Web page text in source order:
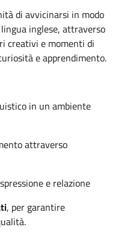
di avvicinarsi in modo
inglese, attraverso
creativi e momenti di
e apprendimento.
in un ambiente
attraverso
e relazione
, per garantire